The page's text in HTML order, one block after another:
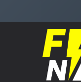
Nowe szczegoły o